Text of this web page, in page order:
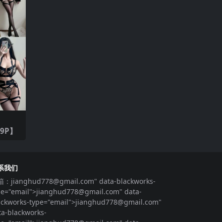
】
我们
： jianghud778@gmail.com" data-blackworks-
jianghud778@gmail.com" data-
type="email">jianghud778@gmail.com"
blackworks-